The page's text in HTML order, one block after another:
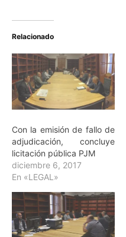
Relacionado
Con la emisión de fallo de
adjudicación, concluye
licitación pública PJM
diciembre 6, 2017
En «LEGAL»